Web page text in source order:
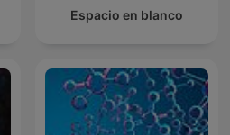
Espacio en blanco